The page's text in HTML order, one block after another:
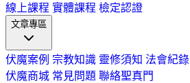
線上課程 實體課程 檢定認證
文章專區
伏魔案例 宗教知識 靈修須知 法會紀錄
伏魔商城 常見問題 聯絡聖真門